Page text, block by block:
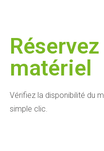
matériel​
Vérifiez la disponibilité du
simple clic.